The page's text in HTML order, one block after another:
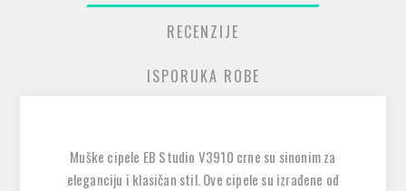
RECENZIJE
ISPORUKA ROBE
Muške cipele EB Studio V3910 crne su sinonim za
eleganciju i klasičan stil. Ove cipele su izrađene od